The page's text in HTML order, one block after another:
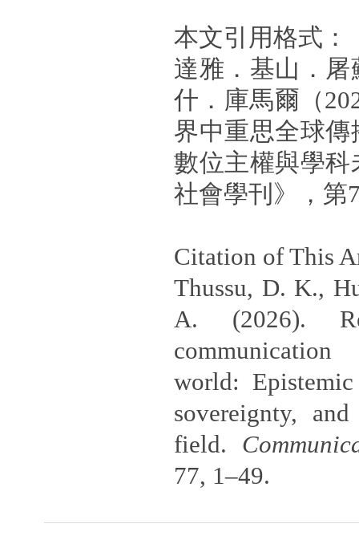
本文引用格式：
達雅．基山．
什．庫馬爾（
界中重思全球
數位主權與學
社會學刊》，第
Citation of This
Thussu, D. K.,
A. (2026).
world:
sovereignty,
field.
77, 1–49.